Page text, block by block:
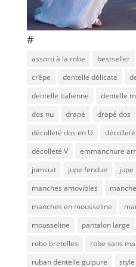
#
assorti à la robe bestseller
crêpe
dentelle délicate
dentelle italienne
dentelle
dos nu
drapé drapé dos
décolleté dos en U
décolleté V
emmanchure
jumsuit
jupe fendue jupe
manches amovibles
manches en mousseline
mousseline
pantalon large
robe bretelles
robe sans
ruban dentelle guipure